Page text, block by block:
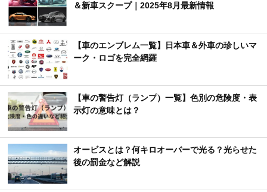
＆新車スクープ｜2025年8月最新情報
【車のエンブレム一覧】日本車＆外車の珍しいマ
ーク・ロゴを完全網羅
【車の警告灯（ランプ）一覧】色別の危険度・表
示灯の意味とは？
オービスとは？何キロオーバーで光る？光らせた
後の罰金など解説